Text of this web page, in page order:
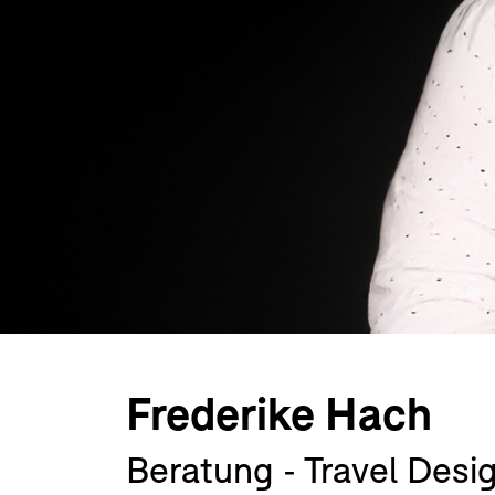
Frederike Hach
Beratung - Travel